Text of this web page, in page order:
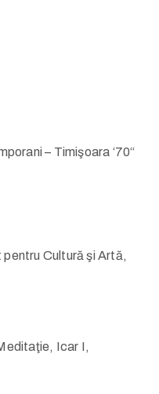
– Timişoara ‘70“
Cultură şi Artă,
Icar I,